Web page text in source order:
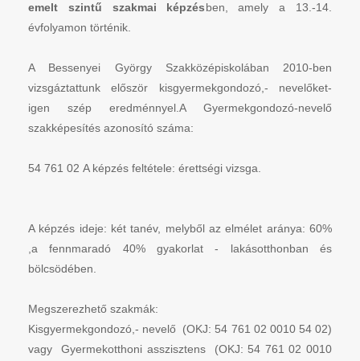
emelt szintű szakmai képzésben, amely a 13.-14.
évfolyamon történik.
A Bessenyei György Szakközépiskolában 2010-ben
vizsgáztattunk először kisgyermekgondozó,- nevelőket-
igen szép eredménnyel.A Gyermekgondozó-nevelő
szakképesítés azonosító száma:
54 761 02 A képzés feltétele: érettségi vizsga.
A képzés ideje: két tanév, melyből az elmélet aránya: 60%
,a fennmaradó 40% gyakorlat - lakásotthonban és
bölcsödében.
Megszerezhető szakmák:
Kisgyermekgondozó,- nevelő (OKJ: 54 761 02 0010 54 02)
vagy Gyermekotthoni asszisztens (OKJ: 54 761 02 0010